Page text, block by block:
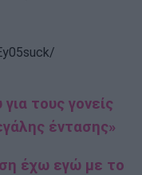
τους γονείς
έντασης»
έχω εγώ με το